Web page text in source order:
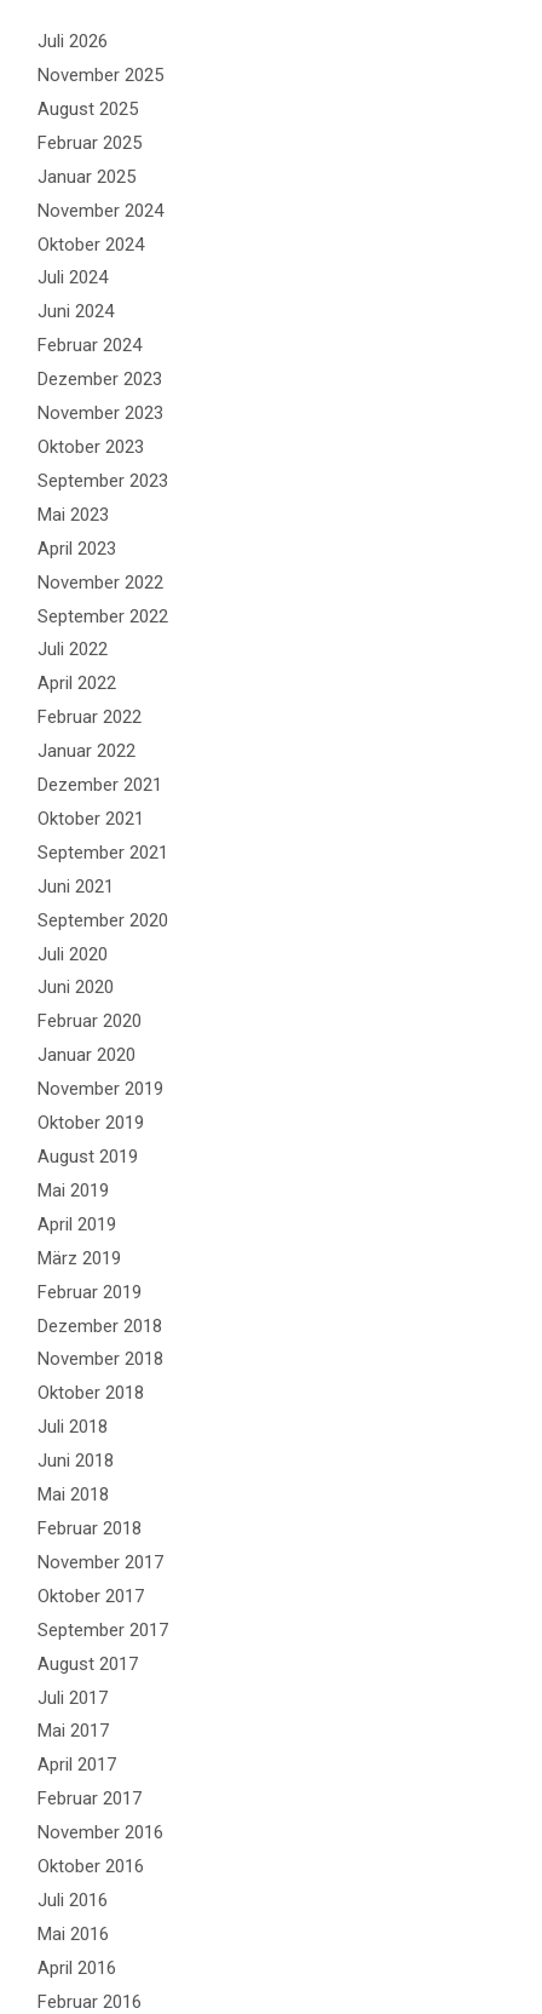
Juli 2026
November 2025
August 2025
Februar 2025
Januar 2025
November 2024
Oktober 2024
Juli 2024
Juni 2024
Februar 2024
Dezember 2023
November 2023
Oktober 2023
September 2023
Mai 2023
April 2023
November 2022
September 2022
Juli 2022
April 2022
Februar 2022
Januar 2022
Dezember 2021
Oktober 2021
September 2021
Juni 2021
September 2020
Juli 2020
Juni 2020
Februar 2020
Januar 2020
November 2019
Oktober 2019
August 2019
Mai 2019
April 2019
März 2019
Februar 2019
Dezember 2018
November 2018
Oktober 2018
Juli 2018
Juni 2018
Mai 2018
Februar 2018
November 2017
Oktober 2017
September 2017
August 2017
Juli 2017
Mai 2017
April 2017
Februar 2017
November 2016
Oktober 2016
Juli 2016
Mai 2016
April 2016
Februar 2016